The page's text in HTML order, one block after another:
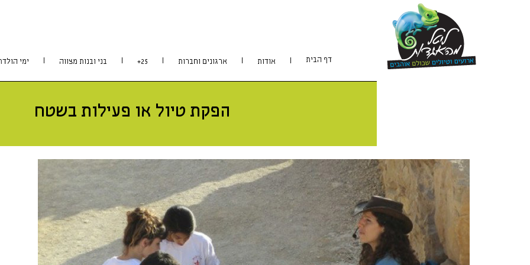
דף הבית אודות ארגונים וחברות 25+ בני ובנות מצווה ימי
הפקת טיול או פעילות בשטח